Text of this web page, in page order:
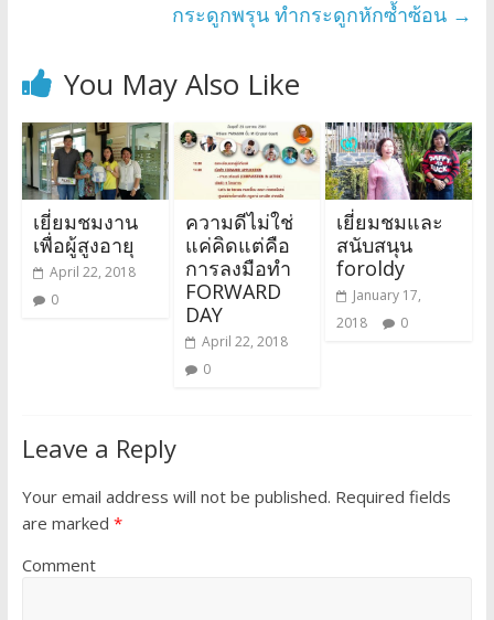
กระดูกพรุน ทำกระดูกหักซ้ำซ้อน →
You May Also Like
เยี่ยมชมงาน
เพื่อผู้สูงอายุ
April 22, 2018
0
ความดีไม่ใช่
แค่คิดแต่คือ
การลงมือทำ
FORWARD
DAY
April 22, 2018
0
เยี่ยมชมและ
สนับสนุน
foroldy
January 17,
2018
0
Leave a Reply
Your email address will not be published. Required fields
are marked *
Comment